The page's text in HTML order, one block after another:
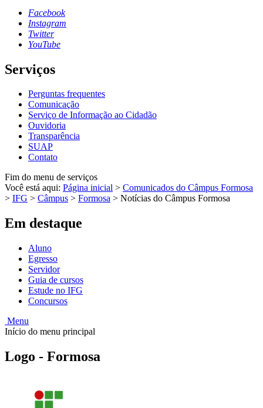
Facebook
Instagram
Twitter
YouTube
Serviços
Perguntas frequentes
Comunicação
Serviço de Informação ao Cidadão
Ouvidoria
Transparência
SUAP
Contato
Fim do menu de serviços
Você está aqui: Página inicial > Comunicados do Câmpus Formosa
> IFG > Câmpus > Formosa > Notícias do Câmpus Formosa
Em destaque
Aluno
Egresso
Servidor
Guia de cursos
Estude no IFG
Concursos
Menu
Início do menu principal
Logo - Formosa